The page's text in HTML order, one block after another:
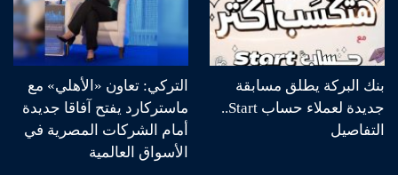
بنك البركة يطلق مسابقة
جديدة لعملاء حساب Start..
التفاصيل
التركي: تعاون «الأهلي» مع
ماستركارد يفتح آفاقا جديدة
أمام الشركات المصرية في
الأسواق العالمية